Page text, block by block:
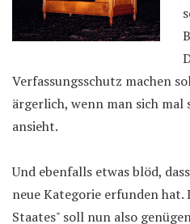
Verfassungsschutz machen
ärgerlich, wenn man sich mal
ansieht.
Und ebenfalls etwas blöd,
neue Kategorie erfunden hat.
Staates" soll nun also